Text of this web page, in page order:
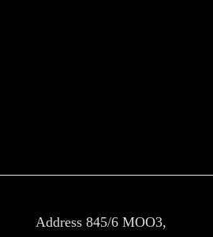
Address 845/6 MOO3,